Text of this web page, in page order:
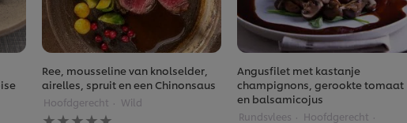
Ree, mousseline van knolselder,
airelles, spruit en een Chinonsaus
Hoofdgerecht Wild
Geen
Angusfilet met kastanje
champignons, gerookte tomaat
en balsamicojus
Rundsvlees Hoofdgerecht